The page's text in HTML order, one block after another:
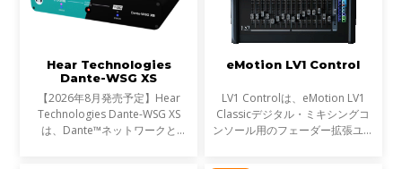
Hear Technologies
Dante-WSG XS
【2026年8月発売予定】Hear
Technologies Dante-WSG XS
は、Dante™ネットワークと
eMotion LV1 Control
LV1 Controlは、eMotion LV1
Classicデジタル・ミキシングコ
ンソール用のフェーダー拡張ユニ